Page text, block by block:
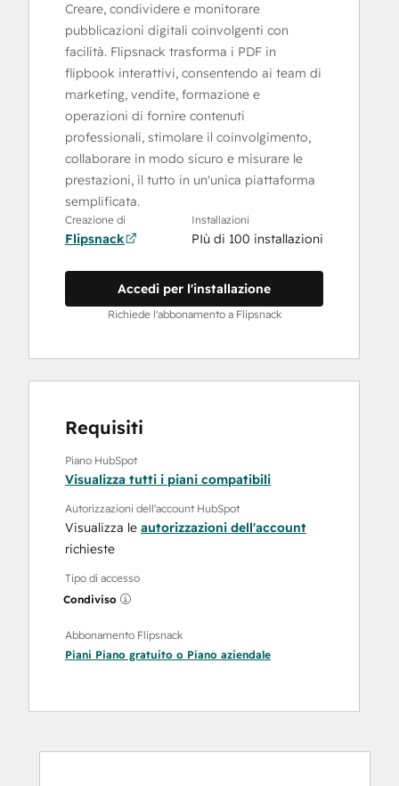
Creare, condividere e monitorare
pubblicazioni digitali coinvolgenti con
facilità. Flipsnack trasforma i PDF in
flipbook interattivi, consentendo ai team di
marketing, vendite, formazione e
operazioni di fornire contenuti
professionali, stimolare il coinvolgimento,
collaborare in modo sicuro e misurare le
prestazioni, il tutto in un'unica piattaforma
semplificata.
Creazione di
Flipsnack
Installazioni
PIù di 100 installazioni
Accedi per l'installazione
Richiede l'abbonamento a Flipsnack
Requisiti
Piano HubSpot
Visualizza tutti i piani compatibili
Autorizzazioni dell'account HubSpot
Visualizza le autorizzazioni dell'account
richieste
Tipo di accesso
Condiviso
Abbonamento Flipsnack
Piani Piano gratuito o Piano aziendale